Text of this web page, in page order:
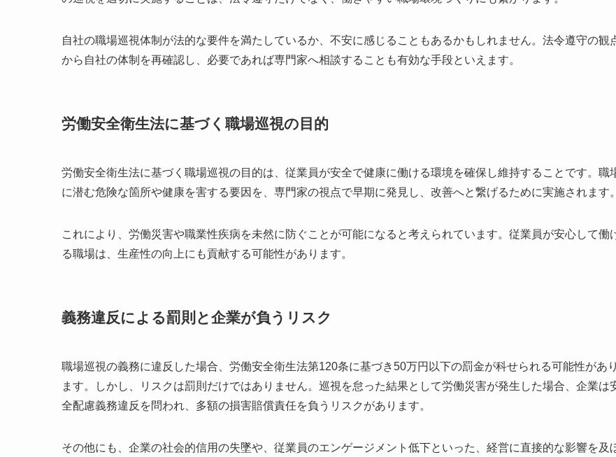
自社の職場巡視体制が法的な要件を満たしているか、不安に感じることもあるかもしれません。法令遵守の観点